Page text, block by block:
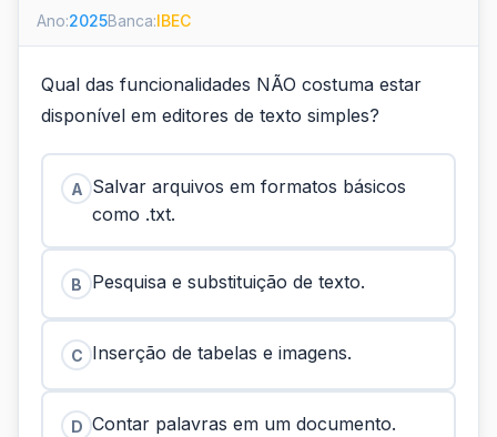
Ano:2025Banca:IBEC
Qual das funcionalidades NÃO costuma estar
disponível em editores de texto simples?
A Salvar arquivos em formatos básicos
como .txt.
B Pesquisa e substituição de texto.
C Inserção de tabelas e imagens.
D Contar palavras em um documento.